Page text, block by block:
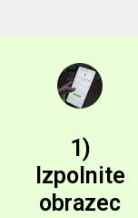
1)
Izpolnite
obrazec